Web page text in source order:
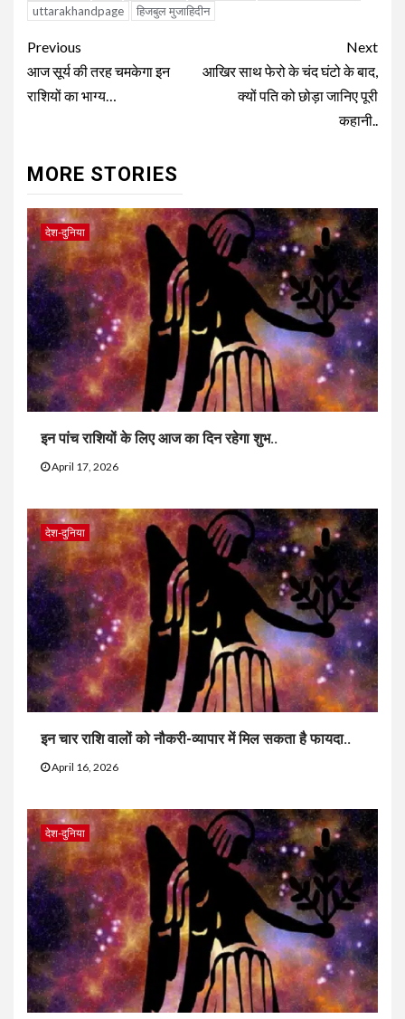
uttarakhandpage
हिजबुल मुजाहिदीन
Continue
Reading
Previous
आज सूर्य की तरह चमकेगा इन
राशियों का भाग्य…
Next
आखिर साथ फेरो के चंद घंटो के बाद,
क्यों पति को छोड़ा जानिए पूरी
कहानी..
MORE STORIES
देश-दुनिया
इन पांच राशियों के लिए आज का दिन रहेगा शुभ..
April 17, 2026
देश-दुनिया
इन चार राशि वालों को नौकरी-व्यापार में मिल सकता है फायदा..
April 16, 2026
देश-दुनिया